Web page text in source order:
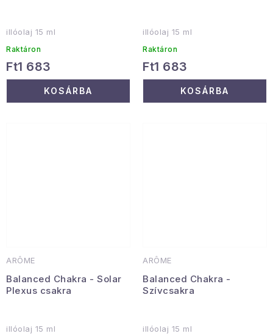
illóolaj 15 ml
Raktáron
Ft1 683
KOSÁRBA
illóolaj 15 ml
Raktáron
Ft1 683
KOSÁRBA
ARÔME
Balanced Chakra - Solar
Plexus csakra
illóolaj 15 ml
ARÔME
Balanced Chakra -
Szívcsakra
illóolaj 15 ml